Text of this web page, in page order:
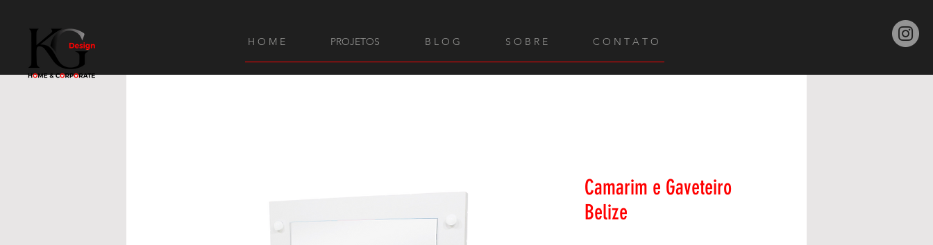
H O M E PROJETOS B L O G S O B R E C O N T A T O
Camarim e Gaveteiro
Belize